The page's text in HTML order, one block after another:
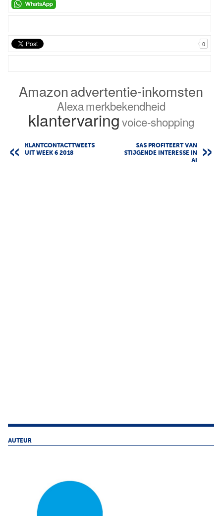
0
Amazonadvertentie-inkomsten
Alexamerkbekendheid
klantervaringvoice-shopping
KLANTCONTACTTWEETS
UIT WEEK 6 2018
SAS PROFITEERT VAN
STIJGENDE INTERESSE IN
AI
AUTEUR